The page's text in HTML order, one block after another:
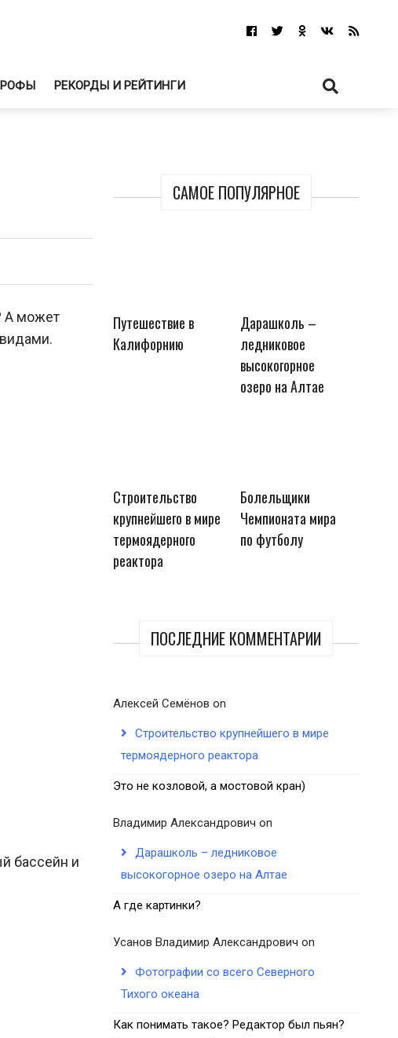
РЕКОРДЫ И РЕЙТИНГИ
САМОЕ ПОПУЛЯРНОЕ
Путешествие в
Калифорнию
Дарашколь –
ледниковое
высокогорное
озеро на Алтае
Строительство
крупнейшего в мире
термоядерного
реактора
Болельщики
Чемпионата мира
по футболу
ПОСЛЕДНИЕ КОММЕНТАРИИ
Алексей Семёнов on
Строительство крупнейшего в мире
термоядерного реактора
Это не козловой, а мостовой кран)
Владимир Александрович on
Дарашколь – ледниковое
высокогорное озеро на Алтае
А где картинки?
Усанов Владимир Александрович on
Фотографии со всего Северного
Тихого океана
Как понимать такое? Редактор был пьян?
А может
бассейн и